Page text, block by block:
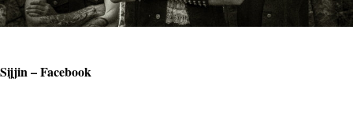
Sijjin – Facebook